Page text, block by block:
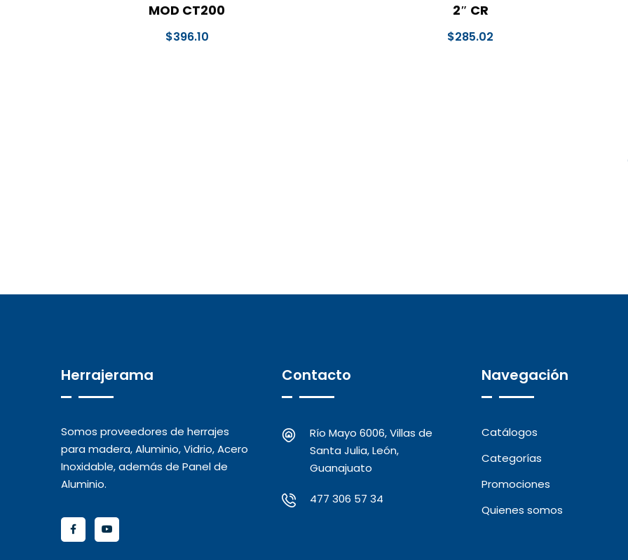
MOD CT200
$396.10
2″ CR
$285.02
Herrajerama
Somos proveedores de herrajes
para madera, Aluminio, Vidrio, Acero
Inoxidable, además de Panel de
Aluminio.
Contacto
Río Mayo 6006, Villas de
Santa Julia, León,
Guanajuato
477 306 57 34
Navegación
Catálogos
Categorías
Promociones
Quienes somos